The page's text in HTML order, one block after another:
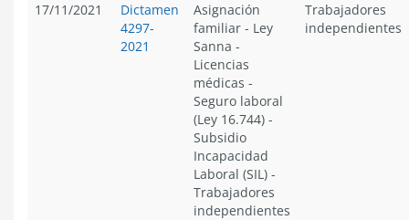
17/11/2021
Dictamen
4297-
2021
Asignación
familiar - Ley
Sanna -
Licencias
médicas -
Seguro laboral
(Ley 16.744) -
Subsidio
Incapacidad
Laboral (SIL) -
Trabajadores
independientes
Trabajadores
independientes